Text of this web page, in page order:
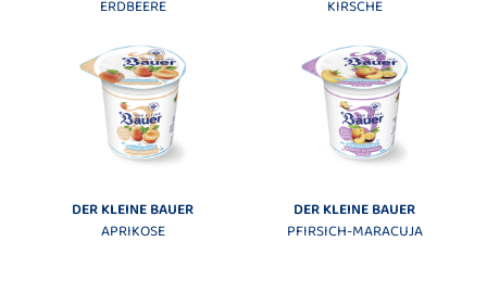
ERDBEERE
KIRSCHE
DER KLEINE BAUER
APRIKOSE
DER KLEINE BAUER
PFIRSICH-MARACUJA